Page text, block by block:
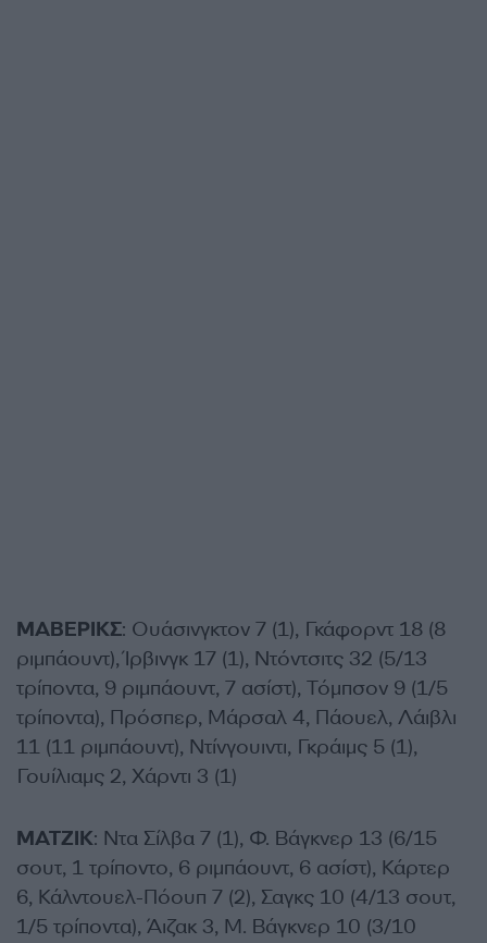
ΜΑΒΕΡΙΚΣ: Ουάσινγκτον 7 (1), Γκάφορντ 18 (8
ριμπάουντ), Ίρβινγκ 17 (1), Ντόντσιτς 32 (5/13
τρίποντα, 9 ριμπάουντ, 7 ασίστ), Τόμπσον 9 (1/5
τρίποντα), Πρόσπερ, Μάρσαλ 4, Πάουελ, Λάιβλι
11 (11 ριμπάουντ), Ντίνγουιντι, Γκράιμς 5 (1),
Γουίλιαμς 2, Χάρντι 3 (1)
ΜΑΤΖΙΚ: Ντα Σίλβα 7 (1), Φ. Βάγκνερ 13 (6/15
σουτ, 1 τρίποντο, 6 ριμπάουντ, 6 ασίστ), Κάρτερ
6, Κάλντουελ-Πόουπ 7 (2), Σαγκς 10 (4/13 σουτ,
1/5 τρίποντα), Άιζακ 3, Μ. Βάγκνερ 10 (3/10